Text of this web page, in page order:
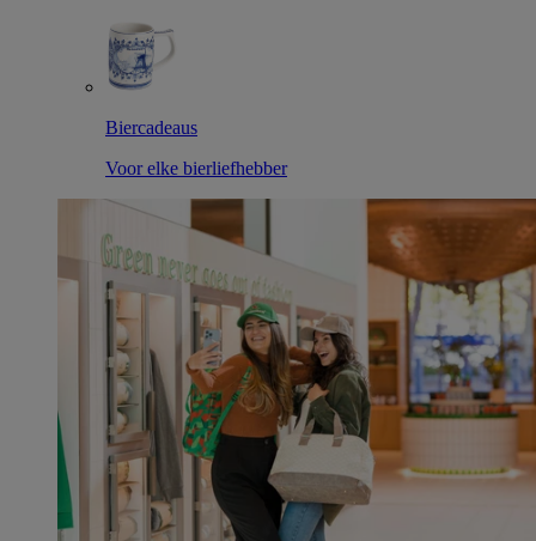
Biercadeaus
Voor elke bierliefhebber